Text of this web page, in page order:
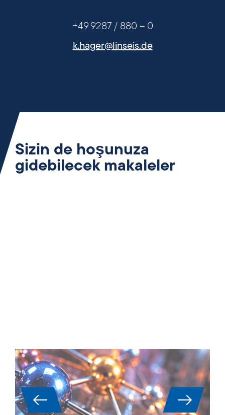
+49 9287 / 880 – 0
k.hager@linseis.de
Sizin de hoşunuza
gidebilecek makaleler
Yüksek Entropili Alaşımlar
(HEA’lar): Termal analiz ve
termofiziksel özellikler